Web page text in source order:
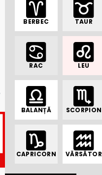
BERBEC TAUR
RAC LEU
BALANȚĂ SCORPION
CAPRICORN VĂRSĂTOR